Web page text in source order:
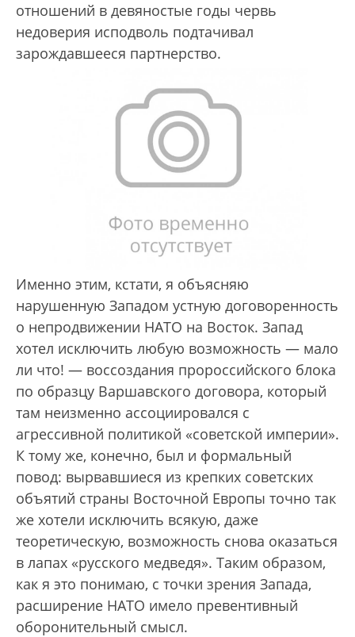
отношений в девяностые годы червь
недоверия исподволь подтачивал
зарождавшееся партнерство.
Именно этим, кстати, я объясняю
нарушенную Западом устную договоренность
о непродвижении НАТО на Восток. Запад
хотел исключить любую возможность — мало
ли что! — воссоздания пророссийского блока
по образцу Варшавского договора, который
там неизменно ассоциировался с
агрессивной политикой «советской империи».
К тому же, конечно, был и формальный
повод: вырвавшиеся из крепких советских
объятий страны Восточной Европы точно так
же хотели исключить всякую, даже
теоретическую, возможность снова оказаться
в лапах «русского медведя». Таким образом,
как я это понимаю, с точки зрения Запада,
расширение НАТО имело превентивный
оборонительный смысл.